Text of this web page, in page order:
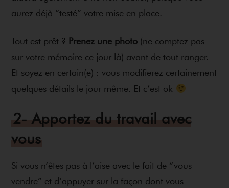
aurez déjà “testé” votre mise en place.
Tout est prêt ? Prenez une photo (ne comptez pas
sur votre mémoire ce jour là) avant de tout ranger.
Et soyez en certain(e) : vous modifierez certainement
quelques détails le jour même. Et c’est ok
2- Apportez du travail avec
vous
Si vous n’êtes pas à l’aise avec le fait de “vous
vendre” et d’appuyer sur la façon dont vous